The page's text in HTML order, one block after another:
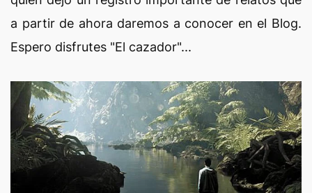
a partir de ahora daremos a conocer en el Blog.
Espero disfrutes "El cazador"...